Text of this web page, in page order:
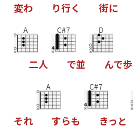
変わ り行く 街に
A
二人
C#7
で並
D
んで歩
それ
A
すらも
C#7
きっ と